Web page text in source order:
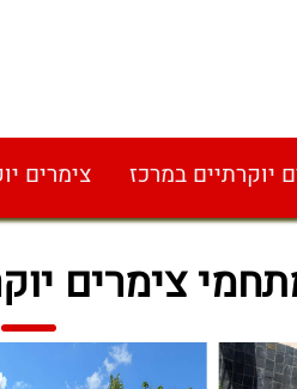
יוקרתיים במרכז צימרים
צימרים